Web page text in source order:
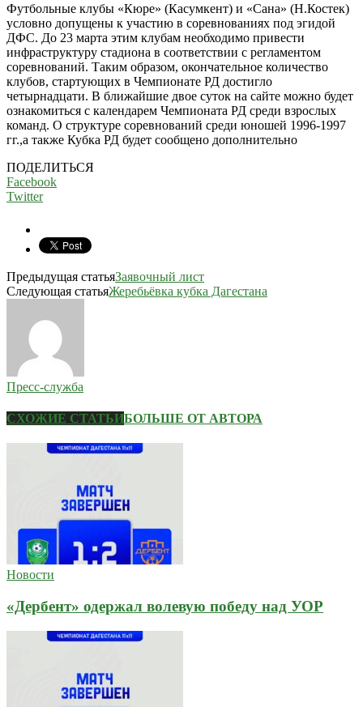
Футбольные клубы «Кюре» (Касумкент) и «Сана» (Н.Костек)
условно допущены к участию в соревнованиях под эгидой
ДФС. До 23 марта этим клубам необходимо привести
инфраструктуру стадиона в соответствии с регламентом
соревнований. Таким образом, окончательное количество
клубов, стартующих в Чемпионате РД достигло
четырнадцати. В ближайшие двое суток на сайте можно будет
ознакомиться с календарем Чемпионата РД среди взрослых
команд. О структуре соревнований среди юношей 1996-1997
гг.,а также Кубка РД будет сообщено дополнительно
ПОДЕЛИТЬСЯ
Facebook
Twitter
Предыдущая статьяЗаявочный лист
Следующая статьяЖеребьёвка кубка Дагестана
Пресс-служба
СХОЖИЕ СТАТЬИБОЛЬШЕ ОТ АВТОРА
Новости
«Дербент» одержал волевую победу над УОР